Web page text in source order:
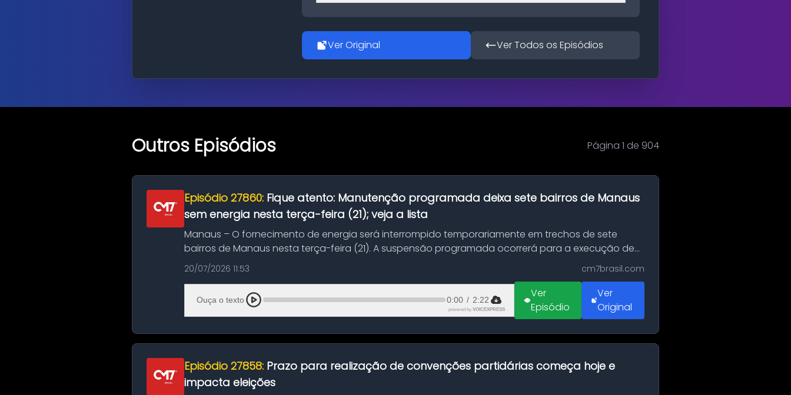
Ver Original Ver Todos os Episódios
Outros Episódios Página 1 de 904
Episódio 27860: Fique atento: Manutenção programada deixa sete bairros de Manaus
sem energia nesta terça-feira (21); veja a lista
Manaus – O fornecimento de energia será interrompido temporariamente em trechos de sete
bairros de Manaus nesta terça-feira (21). A suspensão programada ocorrerá para a execução de
serviços de manuten...
20/07/2026 11:53 cm7brasil.com
Ouça o texto 0:00 / 2:22
powered by VOICEXPRESS
Ver
Episódio
Ver
Original
Episódio 27858: Prazo para realização de convenções partidárias começa hoje e
impacta eleições